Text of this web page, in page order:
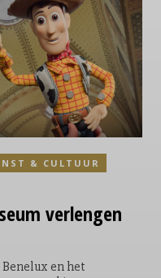
verlengen
en het
& CULTUUR